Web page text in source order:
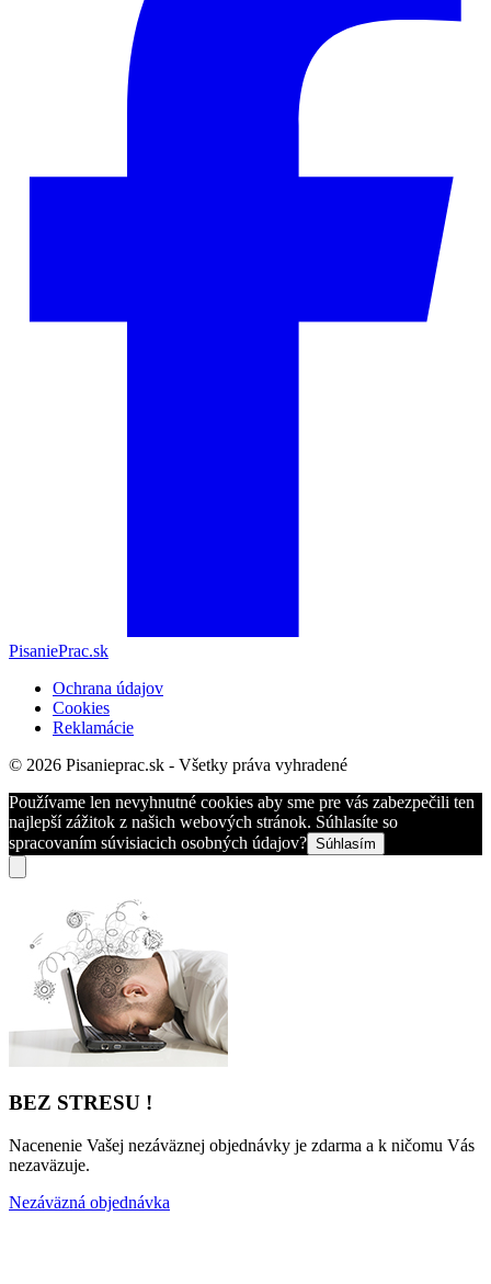
PisaniePrac.sk
Ochrana údajov
Cookies
Reklamácie
© 2026 Pisanieprac.sk - Všetky práva vyhradené
Používame len nevyhnutné cookies aby sme pre vás zabezpečili ten
najlepší zážitok z našich webových stránok. Súhlasíte so
spracovaním súvisiacich osobných údajov? Súhlasím
BEZ STRESU !
Nacenenie Vašej nezáväznej objednávky je zdarma a k ničomu Vás
nezaväzuje.
Nezáväzná objednávka